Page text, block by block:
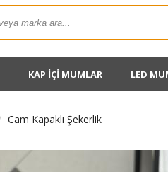
KAP İÇİ MUMLAR LED
Cam Kapaklı Şekerlik